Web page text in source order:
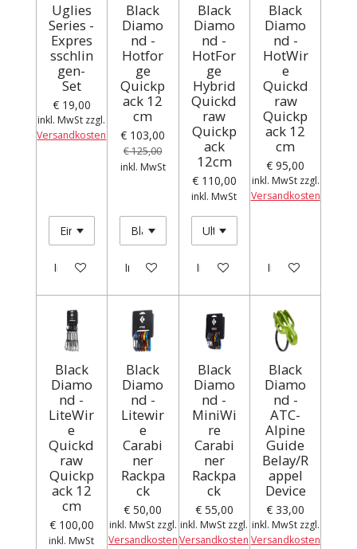
Uglies
Series -
Expres
sschlin
gen-
Set
€ 19,00
inkl. MwSt zzgl.
Versandkosten
In den Warenkorb
Black
Diamo
nd -
Hotfor
ge
Quickp
ack 12
cm
€ 103,00
€ 125,00
inkl. MwSt
In den Warenkorb
Black
Diamo
nd -
HotFor
ge
Hybrid
Quickd
raw
Quickp
ack
12cm
€ 110,00
inkl. MwSt
In den Warenkorb
Black
Diamo
nd -
HotWir
e
Quickd
raw
Quickp
ack 12
cm
€ 95,00
inkl. MwSt zzgl.
Versandkosten
In den
Black
Diamo
nd -
LiteWir
e
Quickd
raw
Quickp
ack 12
cm
€ 100,00
inkl. MwSt
Black
Diamo
nd -
Litewir
e
Carabi
ner
Rackpa
ck
€ 50,00
inkl. MwSt zzgl.
Versandkosten
Black
Diamo
nd -
MiniWi
re
Carabi
ner
Rackpa
ck
€ 55,00
inkl. MwSt zzgl.
Versandkosten
Black
Diamo
nd -
ATC-
Alpine
Guide
Belay/R
appel
Device
€ 33,00
inkl. MwSt zzgl.
Versandkosten